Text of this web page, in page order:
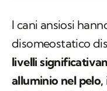
I cani ansiosi
disomeostatico
livelli
alluminio nel pelo,